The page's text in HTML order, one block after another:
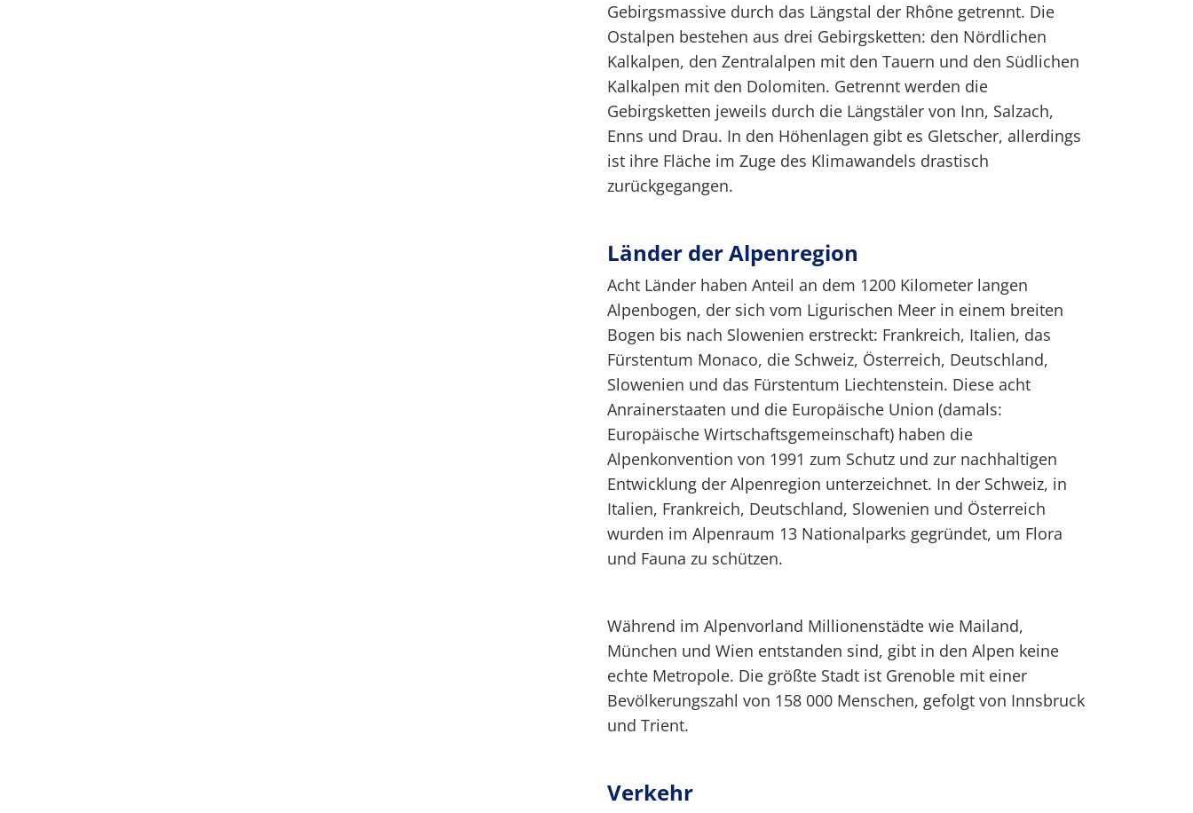
Gebirgsmassive durch das Längstal der Rhône getrennt. Die
Ostalpen bestehen aus drei Gebirgsketten: den Nördlichen
Kalkalpen, den Zentralalpen mit den Tauern und den Südlichen
Kalkalpen mit den Dolomiten. Getrennt werden die
Gebirgsketten jeweils durch die Längstäler von Inn, Salzach,
Enns und Drau. In den Höhenlagen gibt es Gletscher, allerdings
ist ihre Fläche im Zuge des Klimawandels drastisch
zurückgegangen.
Länder der Alpenregion
Acht Länder haben Anteil an dem 1200 Kilometer langen
Alpenbogen, der sich vom Ligurischen Meer in einem breiten
Bogen bis nach Slowenien erstreckt: Frankreich, Italien, das
Fürstentum Monaco, die Schweiz, Österreich, Deutschland,
Slowenien und das Fürstentum Liechtenstein. Diese acht
Anrainerstaaten und die Europäische Union (damals:
Europäische Wirtschaftsgemeinschaft) haben die
Alpenkonvention von 1991 zum Schutz und zur nachhaltigen
Entwicklung der Alpenregion unterzeichnet. In der Schweiz, in
Italien, Frankreich, Deutschland, Slowenien und Österreich
wurden im Alpenraum 13 Nationalparks gegründet, um Flora
und Fauna zu schützen.
Während im Alpenvorland Millionenstädte wie Mailand,
München und Wien entstanden sind, gibt in den Alpen keine
echte Metropole. Die größte Stadt ist Grenoble mit einer
Bevölkerungszahl von 158 000 Menschen, gefolgt von Innsbruck
und Trient.
Verkehr